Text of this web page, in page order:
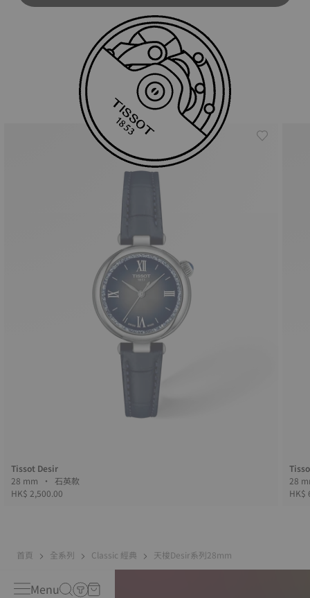
Similar Products
Tissot Desir
28 mm • 石英款
HK$ 2,500.00
HK$
首頁 全系列 Classic 經典 天梭Desir系列28mm
Menu